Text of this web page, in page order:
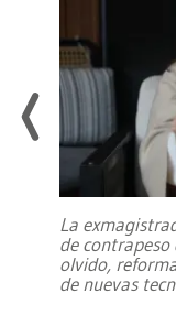
La
de contrapeso
olvido,
de nuevas